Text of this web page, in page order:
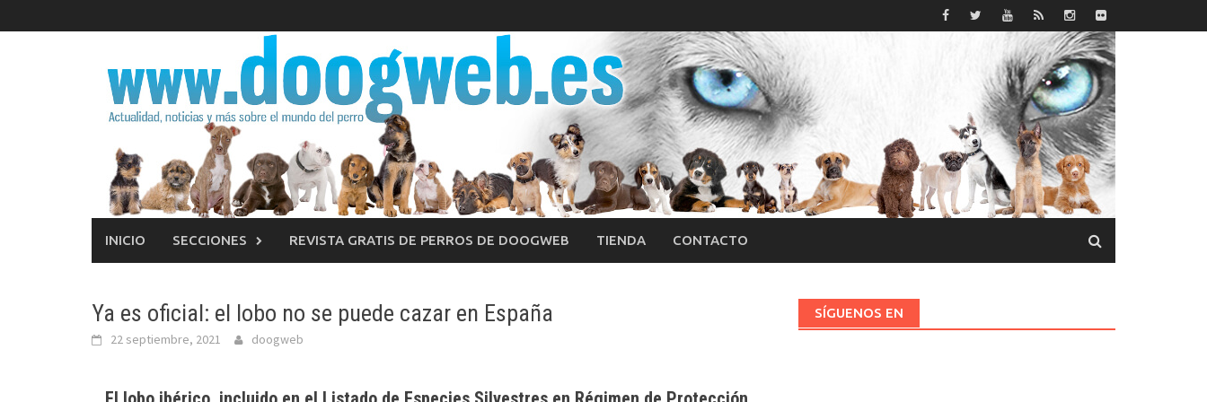
al
INICIO SECCIONES REVISTA GRATIS DE PERROS DE DOOGWEB TIENDA CONTACTO
Ya es oficial: el lobo no se puede cazar en España
22 septiembre, 2021 doogweb
SÍGUENOS EN